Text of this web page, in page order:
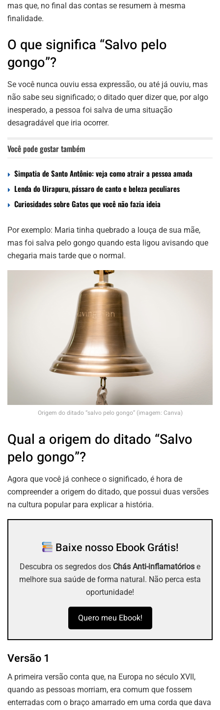
mas que, no final das contas se resumem à mesma
finalidade.
O que significa “Salvo pelo
gongo”?
Se você nunca ouviu essa expressão, ou até já ouviu, mas
não sabe seu significado; o ditado quer dizer que, por algo
inesperado, a pessoa foi salva de uma situação
desagradável que iria ocorrer.
Você pode gostar também
Simpatia de Santo Antônio: veja como atrair a pessoa amada
Lenda do Uirapuru, pássaro de canto e beleza peculiares
Curiosidades sobre Gatos que você não fazia ideia
Por exemplo: Maria tinha quebrado a louça de sua mãe,
mas foi salva pelo gongo quando esta ligou avisando que
chegaria mais tarde que o normal.
Origem do ditado “salvo pelo gongo” (imagem: Canva)
Qual a origem do ditado “Salvo
pelo gongo”?
Agora que você já conhece o significado, é hora de
compreender a origem do ditado, que possui duas versões
na cultura popular para explicar a história.
Baixe nosso Ebook Grátis!
Descubra os segredos dos Chás Anti-inflamatórios e
melhore sua saúde de forma natural. Não perca esta
oportunidade!
Quero meu Ebook!
Versão 1
A primeira versão conta que, na Europa no século XVII,
quando as pessoas morriam, era comum que fossem
enterradas com o braço amarrado em uma corda que dava